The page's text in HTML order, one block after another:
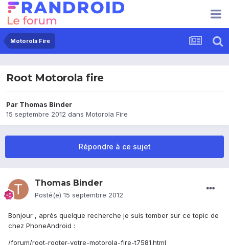
Motorola Fire
Root Motorola fire
Par Thomas Binder
15 septembre 2012 dans Motorola Fire
Répondre à ce sujet
Thomas Binder
Posté(e) 15 septembre 2012
Bonjour , après quelque recherche je suis tomber sur ce topic de
chez PhoneAndroid :
/forum/root-rooter-votre-motorola-fire-t7581.html